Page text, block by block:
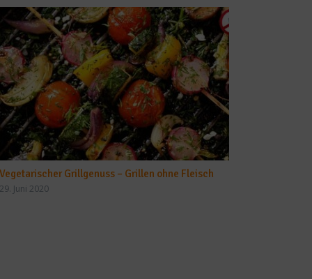
Vegetarischer Grillgenuss – Grillen ohne Fleisch
29. Juni 2020